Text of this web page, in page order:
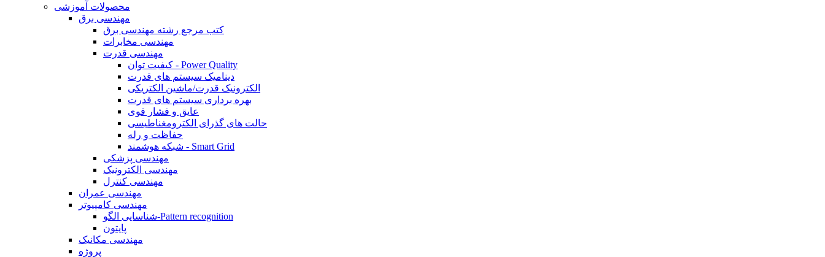
محصولات آموزشی
مهندسی برق
کتب مرجع رشته مهندسی برق
مهندسی مخابرات
مهندسی قدرت
کیفیت توان - Power Quality
دینامیک سیستم های قدرت
الکترونیک قدرت/ماشین الکتریکی
بهره برداری سیستم های قدرت
عایق و فشار قوی
حالت های گذرای الکترومغناطیسی
حفاظت و رله
شبکه هوشمند - Smart Grid
مهندسی پزشکی
مهندسی الکترونیک
مهندسی کنترل
مهندسی عمران
مهندسی کامپیوتر
شناسایی الگو-Pattern recognition
پایتون
مهندسی مکانیک
پروژه